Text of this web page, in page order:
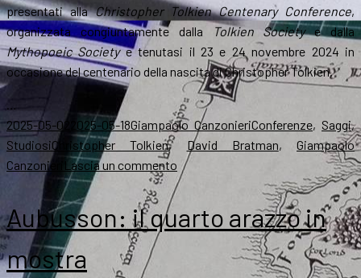
presentati allaChristopher Tolkien Centenary Conference,
organizzata congiuntamente dalla
Tolkien Societye dalla
Mythopoeic Societye tenutasi il 23 e 24 novembre 2024 in
occasione del centenario della nascita di Christopher Tolkien.
…
Scritto
il
2025-05-02 2025-05-18Autore
Giampaolo CanzonieriCategorie
Conferenze, Saggi,
StudiosiTag
Christopher Tolkien, David Bratman, Giampaolo
Canzonieri
Lascia un commento su
David
sulla
Christopher
Aubusson: il quarto arazzo in
mostra